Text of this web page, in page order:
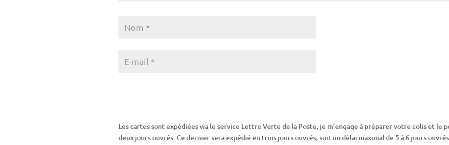
Les cartes sont expédiées via le service Lettre Verte de la Poste, je m’engage à préparer votre colis et le
deux jours ouvrés. Ce dernier sera expédié en trois jours ouvrés, soit un délai maximal de 5 à 6 jours